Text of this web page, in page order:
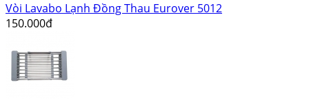
Vòi Lavabo Lạnh Đồng Thau Eurover 5012
150.000đ